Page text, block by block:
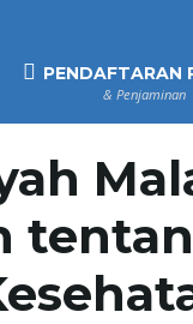
PENDAFTARAN
& Penjaminan